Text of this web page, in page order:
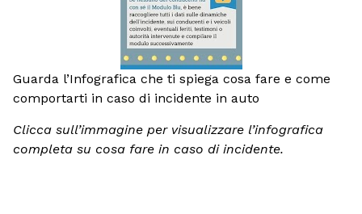
Guarda l’Infografica che ti spiega cosa fare e come
comportarti in caso di incidente in auto
Clicca sull’immagine per visualizzare l’infografica
completa su cosa fare in caso di incidente.